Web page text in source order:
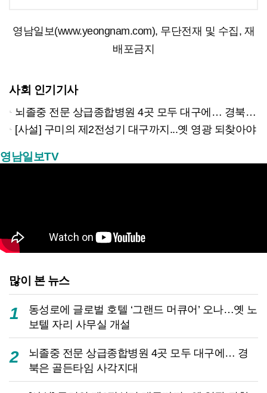
영남일보(www.yeongnam.com), 무단전재 및 수집, 재
배포금지
사회 인기기사
뇌졸중 전문 상급종합병원 4곳 모두 대구에… 경북은 골든타임 사각지대
[사설] 구미의 제2전성기 대구까지...옛 영광 되찾아야
영남일보TV
많이 본 뉴스
1
동성로에 글로벌 호텔 ‘그랜드 머큐어’ 오나…옛 노
보텔 자리 사무실 개설
2
뇌졸중 전문 상급종합병원 4곳 모두 대구에… 경
북은 골든타임 사각지대